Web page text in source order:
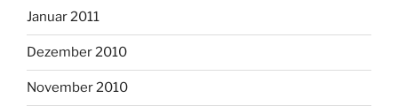
Januar 2011
Dezember 2010
November 2010